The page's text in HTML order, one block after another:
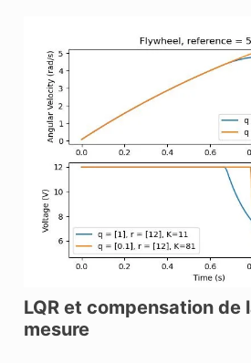
LQR et compensation de
mesure